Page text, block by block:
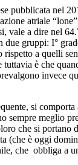
pubblicata nel
atriale
vale a dire nel
gruppi: I°
a quelli
è che
invece
si
sempre meglio
che si
(che è oggi
che obbliga a